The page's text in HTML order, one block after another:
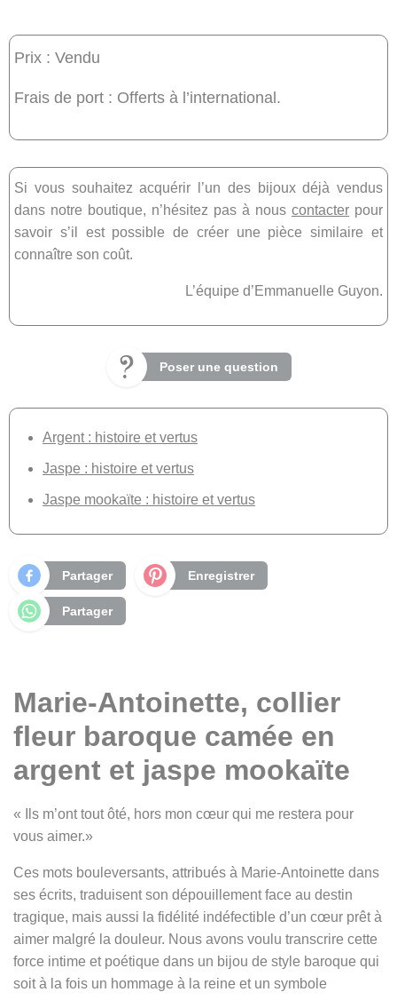
Prix : Vendu
Frais de port : Offerts à l’international.
Si vous souhaitez acquérir l’un des bijoux déjà vendus
dans notre boutique, n’hésitez pas à nous contacter pour
savoir s’il est possible de créer une pièce similaire et
connaître son coût.
L’équipe d’Emmanuelle Guyon.
Poser une question
Argent : histoire et vertus
Jaspe : histoire et vertus
Jaspe mookaïte : histoire et vertus
Partager Enregistrer
Partager
Marie-Antoinette, collier
fleur baroque camée en
argent et jaspe mookaïte
« Ils m’ont tout ôté, hors mon cœur qui me restera pour
vous aimer.»
Ces mots bouleversants, attribués à Marie-Antoinette dans
ses écrits, traduisent son dépouillement face au destin
tragique, mais aussi la fidélité indéfectible d’un cœur prêt à
aimer malgré la douleur. Nous avons voulu transcrire cette
force intime et poétique dans un bijou de style baroque qui
soit à la fois un hommage à la reine et un symbole